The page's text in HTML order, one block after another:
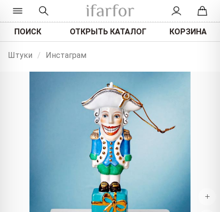
ПОИСК ОТКРЫТЬ КАТАЛОГ КОРЗИНА
Штуки / Инстаграм
+